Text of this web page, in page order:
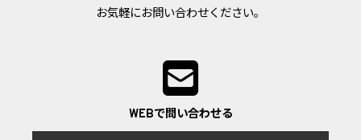
お気軽にお問い合わせください。
WEBで問い合わせる